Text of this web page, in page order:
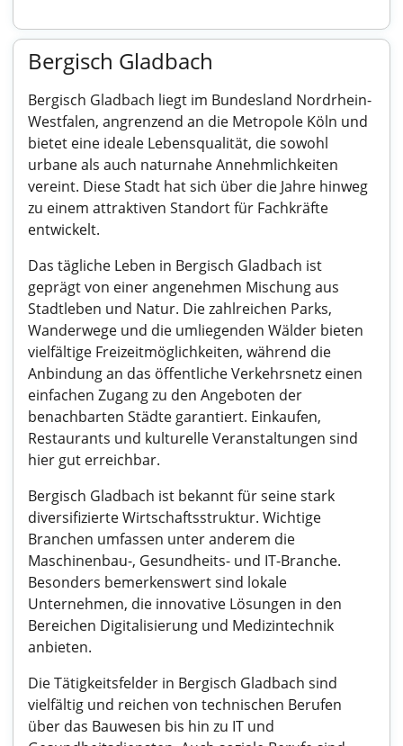
Bergisch Gladbach
Bergisch Gladbach liegt im Bundesland Nordrhein-
Westfalen, angrenzend an die Metropole Köln und
bietet eine ideale Lebensqualität, die sowohl
urbane als auch naturnahe Annehmlichkeiten
vereint. Diese Stadt hat sich über die Jahre hinweg
zu einem attraktiven Standort für Fachkräfte
entwickelt.
Das tägliche Leben in Bergisch Gladbach ist
geprägt von einer angenehmen Mischung aus
Stadtleben und Natur. Die zahlreichen Parks,
Wanderwege und die umliegenden Wälder bieten
vielfältige Freizeitmöglichkeiten, während die
Anbindung an das öffentliche Verkehrsnetz einen
einfachen Zugang zu den Angeboten der
benachbarten Städte garantiert. Einkaufen,
Restaurants und kulturelle Veranstaltungen sind
hier gut erreichbar.
Bergisch Gladbach ist bekannt für seine stark
diversifizierte Wirtschaftsstruktur. Wichtige
Branchen umfassen unter anderem die
Maschinenbau-, Gesundheits- und IT-Branche.
Besonders bemerkenswert sind lokale
Unternehmen, die innovative Lösungen in den
Bereichen Digitalisierung und Medizintechnik
anbieten.
Die Tätigkeitsfelder in Bergisch Gladbach sind
vielfältig und reichen von technischen Berufen
über das Bauwesen bis hin zu IT und